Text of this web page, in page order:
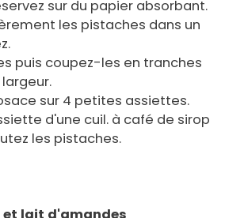
sur du papier absorbant.
les pistaches dans un
puis coupez-les en tranches
sur 4 petites assiettes.
d'une cuil. à café de sirop
les pistaches.